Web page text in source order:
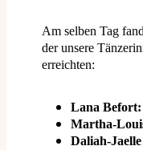
Am selben Tag
der unsere
erreichten:
Lana Befort:
Martha-
Daliah-